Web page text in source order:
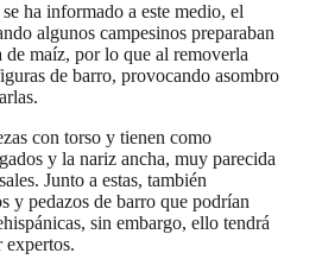
ha informado a este medio, el
algunos campesinos preparaban
de maíz, por lo que al removerla
de barro, provocando asombro
con torso y tienen como
y la nariz ancha, muy parecida
Junto a estas, también
y pedazos de barro que podrían
sin embargo, ello tendrá
expertos.